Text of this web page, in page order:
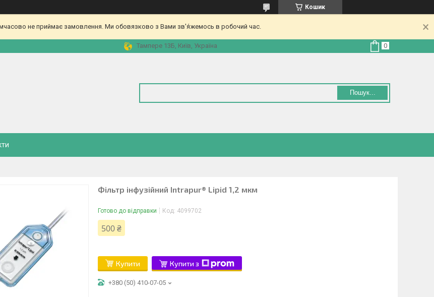
Кошик
не приймає замовлення. Ми обовязково з Вами зв'я́жемось в робочий час.
Тампере 13Б, Київ, Україна
Пошук...
Фільтр інфузійний Intrapur® Lipid 1,2 мкм
Готово до відправки Код: 4099702
500 ₴
Купити Купити з
+380 (50) 410-07-05